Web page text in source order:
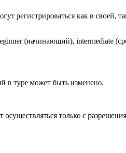
регистрироваться как в своей,
(начинающий), intermediate
в туре может быть изменено.
только с